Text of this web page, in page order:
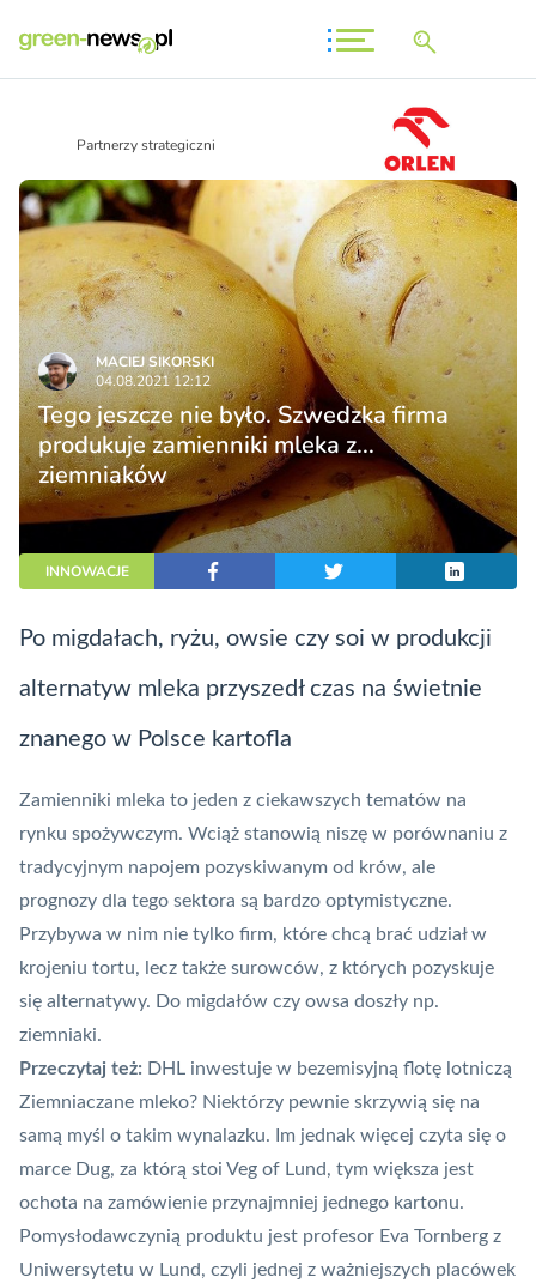
Partnerzy strategiczni
MACIEJ SIKORSKI
04.08.2021 12:12
Tego jeszcze nie było. Szwedzka firma
produkuje zamienniki mleka z...
ziemniaków
INNOWACJE
Po migdałach, ryżu, owsie czy soi w produkcji
alternatyw mleka przyszedł czas na świetnie
znanego w Polsce kartofla
Zamienniki mleka to jeden z ciekawszych tematów na
rynku spożywczym. Wciąż stanowią niszę w porównaniu z
tradycyjnym napojem pozyskiwanym od krów, ale
prognozy dla tego sektora są bardzo optymistyczne.
Przybywa w nim nie tylko firm, które chcą brać udział w
krojeniu tortu, lecz także surowców, z których pozyskuje
się alternatywy. Do migdałów czy owsa doszły np.
ziemniaki.
Przeczytaj też: DHL inwestuje w bezemisyjną flotę lotniczą
Ziemniaczane mleko? Niektórzy pewnie skrzywią się na
samą myśl o takim wynalazku. Im jednak więcej czyta się o
marce Dug, za którą stoi Veg of Lund, tym większa jest
ochota na zamówienie przynajmniej jednego kartonu.
Pomysłodawczynią produktu jest profesor Eva Tornberg z
Uniwersytetu w Lund, czyli jednej z ważniejszych placówek